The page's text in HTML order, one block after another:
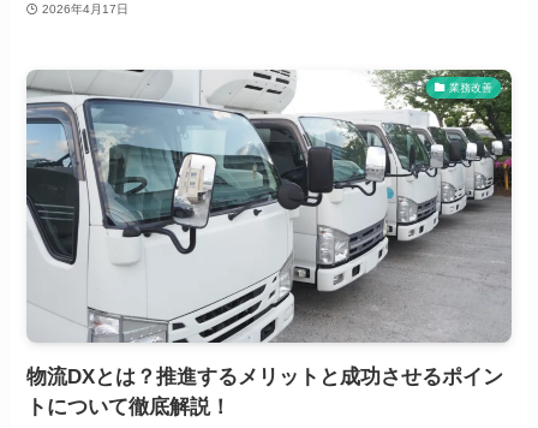
2026年4月17日
業務改善
物流DXとは？推進するメリットと成功させるポイン
トについて徹底解説！